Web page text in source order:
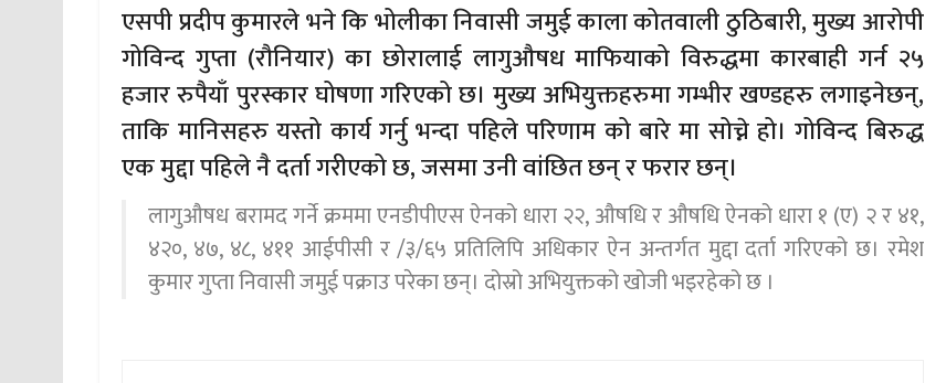
एसपी प्रदीप कुमारले भने कि भोलीका निवासी जमुई काला कोतवाली ठुठिबारी, मुख्य आरोपी
गोविन्द गुप्ता (रौनियार) का छोरालाई लागुऔषध माफियाको विरुद्धमा कारबाही गर्न २५
हजार रुपैयाँ पुरस्कार घोषणा गरिएको छ। मुख्य अभियुक्तहरुमा गम्भीर खण्डहरु लगाइनेछन्,
ताकि मानिसहरु यस्तो कार्य गर्नु भन्दा पहिले परिणाम को बारे मा सोच्ने हो। गोविन्द बिरुद्ध
एक मुद्दा पहिले नै दर्ता गरीएको छ, जसमा उनी वांछित छन् र फरार छन्।
लागुऔषध बरामद गर्ने क्रममा एनडीपीएस ऐनको धारा २२, औषधि र औषधि ऐनको धारा १ (ए) २ र ४१,
४२०, ४७, ४८, ४११ आईपीसी र /३/६५ प्रतिलिपि अधिकार ऐन अन्तर्गत मुद्दा दर्ता गरिएको छ। रमेश
कुमार गुप्ता निवासी जमुई पक्राउ परेका छन्। दोस्रो अभियुक्तको खोजी भइरहेको छ ।